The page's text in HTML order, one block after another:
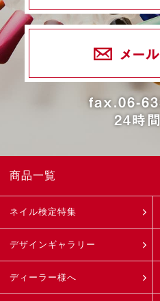
メー
fax.06-
24時
商品一覧
ネイル検定特集
デザインギャラリー
ディーラー様へ